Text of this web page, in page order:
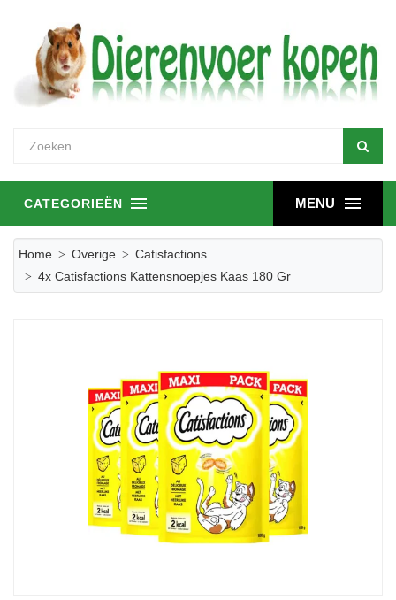
MENU
CATEGORIEËN
Home Overige
Catisfactions
4x Catisfactions Kattensnoepjes Kaas 180 Gr